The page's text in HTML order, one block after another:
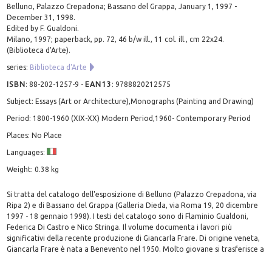
Belluno, Palazzo Crepadona; Bassano del Grappa, January 1, 1997 -
December 31, 1998.
Edited by F. Gualdoni.
Milano, 1997; paperback, pp. 72, 46 b/w ill., 11 col. ill., cm 22x24.
(Biblioteca d'Arte).
series: Biblioteca d'Arte
ISBN:88-202-1257-9 - EAN13 :9788820212575
Subject: Essays (Art or Architecture),Monographs (Painting and Drawing)
Period: 1800-1960 (XIX-XX) Modern Period,1960- Contemporary Period
Places: No Place
Languages:
Weight: 0.38 kg
Si tratta del catalogo dell'esposizione di Belluno (Palazzo Crepadona, via
Ripa 2) e di Bassano del Grappa (Galleria Dieda, via Roma 19, 20 dicembre
1997 - 18 gennaio 1998). I testi del catalogo sono di Flaminio Gualdoni,
Federica Di Castro e Nico Stringa. Il volume documenta i lavori più
significativi della recente produzione di Giancarla Frare. Di origine veneta,
Giancarla Frare è nata a Benevento nel 1950. Molto giovane si trasferisce a